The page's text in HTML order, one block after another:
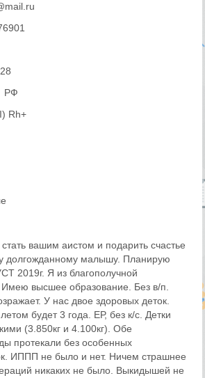
28
РФ
Rh+
вашим аистом и подарить счастье
долгожданному малышу. Планирую
2019г. Я из благополучной
высшее образование. Без в/п.
У нас двое здоровых деток.
будет 3 года. ЕР, без к/с. Детки
(3.850кг и 4.100кг). Обе
протекали без особенных
ИППП не было и нет. Ничем страшнее
никаких не было. Выкидышей не